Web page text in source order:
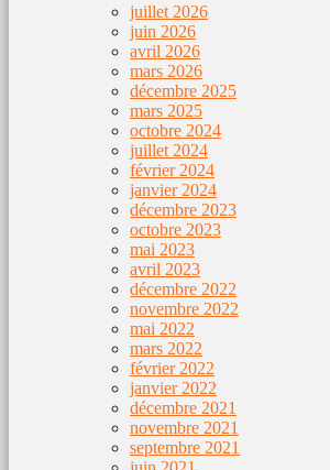
juillet 2026
juin 2026
avril 2026
mars 2026
décembre 2025
mars 2025
octobre 2024
juillet 2024
février 2024
janvier 2024
décembre 2023
octobre 2023
mai 2023
avril 2023
décembre 2022
novembre 2022
mai 2022
mars 2022
février 2022
janvier 2022
décembre 2021
novembre 2021
septembre 2021